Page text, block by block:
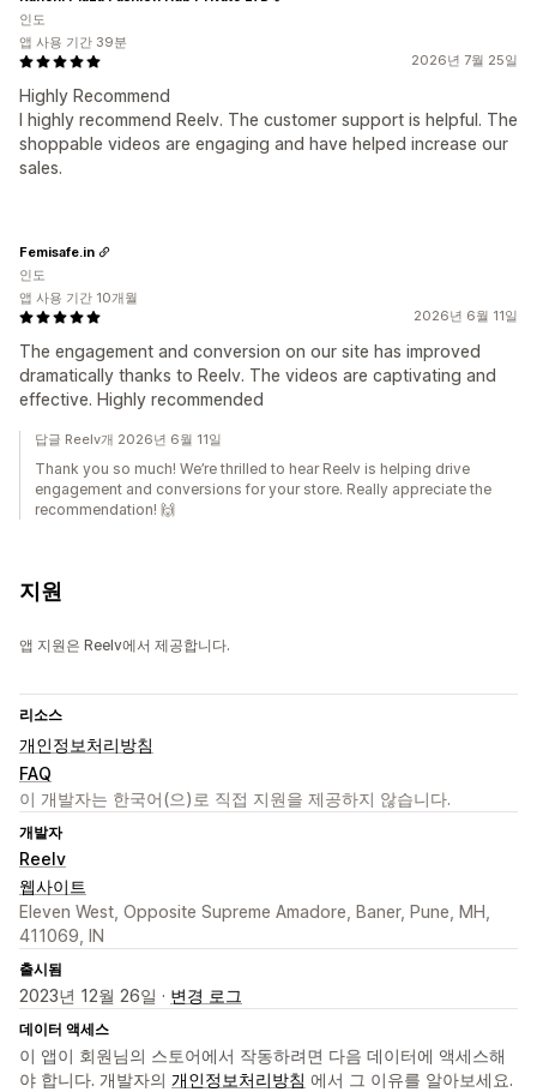
2026년 7월 25일
Highly Recommend
I highly recommend Reelv. The customer support is helpful. The
shoppable videos are engaging and have helped increase our
sales.
인도
앱 사용 기간 39분
2026년 6월 11일
The engagement and conversion on our site has improved
dramatically thanks to Reelv. The videos are captivating and
effective. Highly recommended
Femisafe.in
인도
앱 사용 기간 10개월
답글 Reelv개 2026년 6월 11일
Thank you so much! We’re thrilled to hear Reelv is helping drive
engagement and conversions for your store. Really appreciate the
recommendation! 🙌
지원
앱 지원은 Reelv에서 제공합니다.
리소스
개인정보처리방침
FAQ
이 개발자는 한국어(으)로 직접 지원을 제공하지 않습니다.
개발자
Reelv
웹사이트
Eleven West, Opposite Supreme Amadore, Baner, Pune, MH,
411069, IN
출시됨
2023년 12월 26일 · 변경 로그
데이터 액세스
이 앱이 회원님의 스토어에서 작동하려면 다음 데이터에 액세스해
야 합니다. 개발자의 개인정보처리방침 에서 그 이유를 알아보세요.